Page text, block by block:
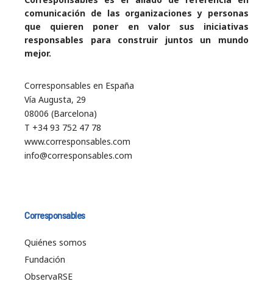
comunicación de las organizaciones y personas
que quieren poner en valor sus iniciativas
responsables para construir juntos un mundo
mejor.
Corresponsables en España
Vía Augusta, 29
08006 (Barcelona)
T +34 93 752 47 78
www.corresponsables.com
info@corresponsables.com
Corresponsables
Quiénes somos
Fundación
ObservaRSE